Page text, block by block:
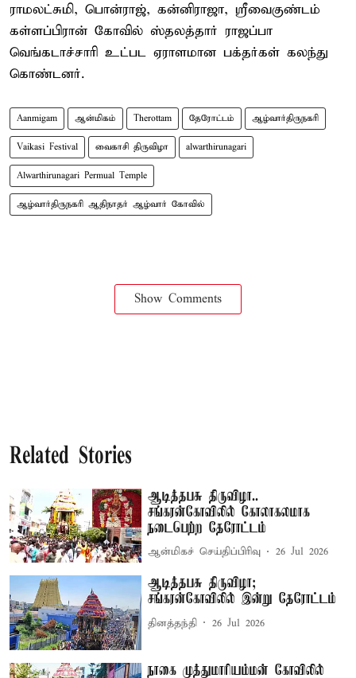
ராமலட்சுமி, பொன்ராஜ், கன்னிராஜா, ஸ்ரீவைகுண்டம்
கள்ளப்பிரான் கோவில் ஸ்தலத்தார் ராஜப்பா
வெங்கடாச்சாரி உட்பட ஏராளமான பக்தர்கள் கலந்து
கொண்டனர்.
Aanmigam ஆன்மிகம் Therottam தேரோட்டம் ஆழ்வார்திருநகரி
Vaikasi Festival வைகாசி திருவிழா alwarthirunagari
Alwarthirunagari Permual Temple
ஆழ்வார்திருநகரி ஆதிநாதர் ஆழ்வார் கோவில்
Show Comments
Related Stories
ஆடித்தபசு திருவிழா..
சங்கரன்கோவிலில் கோலாகலமாக
நடைபெற்ற தேரோட்டம்
ஆன்மிகச் செய்திப்பிரிவு 26 Jul 2026
ஆடித்தபசு திருவிழா;
சங்கரன்கோவிலில் இன்று தேரோட்டம்
தினத்தந்தி 26 Jul 2026
நாகை முத்துமாரியம்மன் கோவிலில்